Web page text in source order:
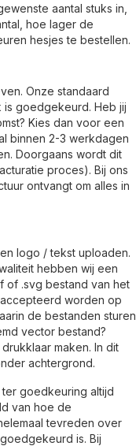
aantal stuks in,
hoe lager de
hesjes te bestellen.
Onze standaard
goedgekeurd. Heb jij
Kies dan voor een
binnen 2-3 werkdagen
Doorgaans wordt dit
proces). Bij ons
ontvangt om alles in
logo / tekst uploaden.
hebben wij een
of .svg bestand van het
worden op
de bestanden sturen
vector bestand?
maken. In dit
achtergrond.
goedkeuring altijd
van hoe de
tevreden over
is. Bij